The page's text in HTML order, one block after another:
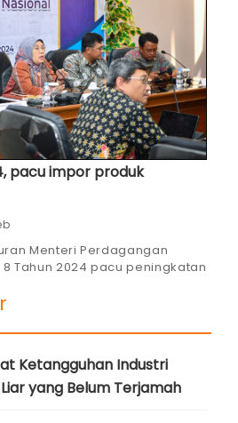
pacu impor produk
Menteri Perdagangan
Tahun 2024 pacu peningkatan
Ketangguhan Industri
yang Belum Terjamah